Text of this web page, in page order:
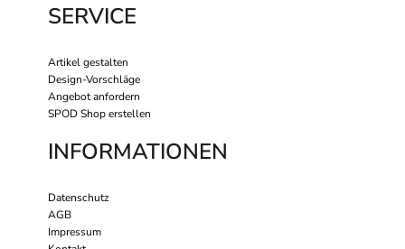
SERVICE
Artikel gestalten
Design-Vorschläge
Angebot anfordern
SPOD Shop erstellen
INFORMATIONEN
Datenschutz
AGB
Impressum